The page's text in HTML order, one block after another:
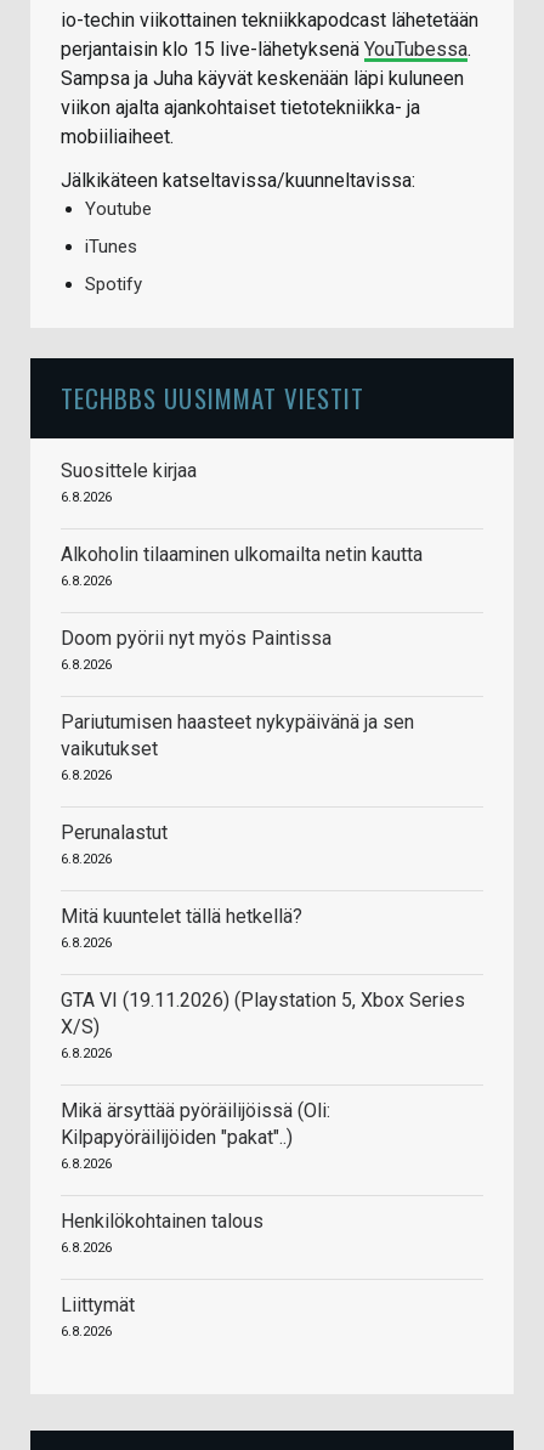
io-techin viikottainen tekniikkapodcast lähetetään
perjantaisin klo 15 live-lähetyksenä YouTubessa.
Sampsa ja Juha käyvät keskenään läpi kuluneen
viikon ajalta ajankohtaiset tietotekniikka- ja
mobiiliaiheet.
Jälkikäteen katseltavissa/kuunneltavissa:
Youtube
iTunes
Spotify
TECHBBS UUSIMMAT VIESTIT
Suosittele kirjaa
6.8.2026
Alkoholin tilaaminen ulkomailta netin kautta
6.8.2026
Doom pyörii nyt myös Paintissa
6.8.2026
Pariutumisen haasteet nykypäivänä ja sen
vaikutukset
6.8.2026
Perunalastut
6.8.2026
Mitä kuuntelet tällä hetkellä?
6.8.2026
GTA VI (19.11.2026) (Playstation 5, Xbox Series
X/S)
6.8.2026
Mikä ärsyttää pyöräilijöissä (Oli:
Kilpapyöräilijöiden "pakat"..)
6.8.2026
Henkilökohtainen talous
6.8.2026
Liittymät
6.8.2026